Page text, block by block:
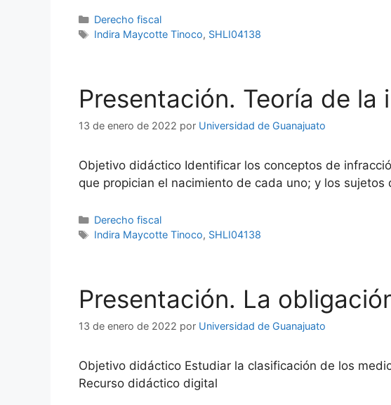
Categorías
Derecho fiscal
Etiquetas
Indira Maycotte Tinoco, SHLI04138
Presentación. Teoría de
13 de enero de 2022 por Universidad de Guanajuato
Objetivo didáctico Identificar los conceptos de
que propician el nacimiento de cada uno; y los
Categorías
Derecho fiscal
Etiquetas
Indira Maycotte Tinoco, SHLI04138
Presentación. La
13 de enero de 2022 por Universidad de Guanajuato
Objetivo didáctico Estudiar la clasificación de los
Recurso didáctico digital